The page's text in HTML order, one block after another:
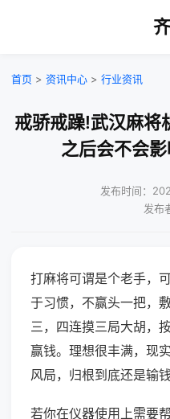
首页 > 资讯中心 > 行业资讯
戒骄戒躁!武汉麻将
之后会不会
发布时间：
发布
打麻将可谓是个老手，
于习惯，不赢头一把，
三，四连摸三局大胡，
赢钱。理想很丰满，现
风局，归根到底还是输钱
若你在仪器使用上需要